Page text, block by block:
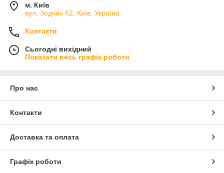
м. Київ
вул. Зодчих 62, Київ, Україна
Контакти
Сьогодні вихідний
Показати весь графік роботи
Про нас
Контакти
Доставка та оплата
Графік роботи